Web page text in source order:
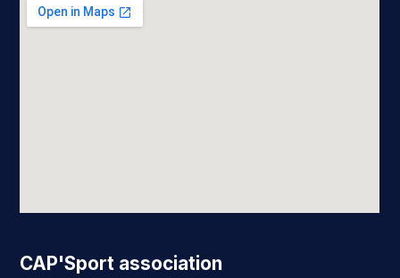
CAP'Sport association